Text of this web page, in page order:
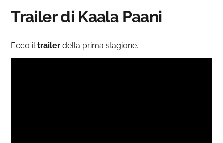
Trailer di Kaala Paani
Ecco iltrailer della prima stagione.